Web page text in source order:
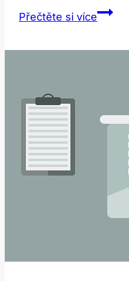
Přečtěte si víceWeeks: